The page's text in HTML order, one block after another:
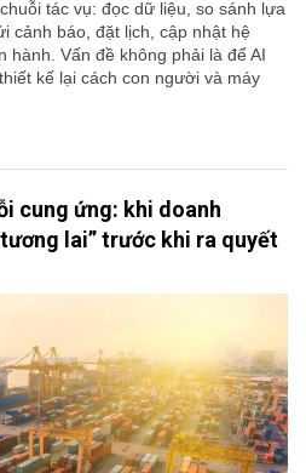
tác vụ: đọc dữ liệu, so sánh lựa
cảnh báo, đặt lịch, cập nhật hệ
hành. Vấn đề không phải là để AI
kế lại cách con người và máy
cung ứng: khi doanh
lai” trước khi ra quyết